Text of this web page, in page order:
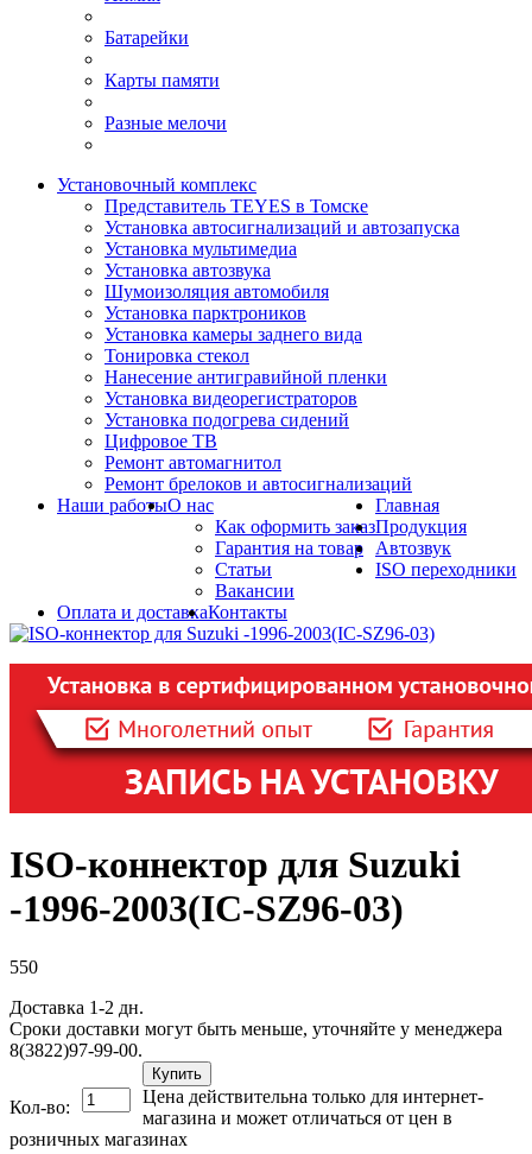
Батарейки
Карты памяти
Разные мелочи
Установочный комплекс
Представитель TEYES в Томске
Установка автосигнализаций и автозапуска
Установка мультимедиа
Установка автозвука
Шумоизоляция автомобиля
Установка парктроников
Установка камеры заднего вида
Тонировка стекол
Нанесение антигравийной пленки
Установка видеорегистраторов
Установка подогрева сидений
Цифровое ТВ
Ремонт автомагнитол
Ремонт брелоков и автосигнализаций
Наши работыО нас
Как оформить заказ
Гарантия на товар
Статьи
Вакансии
Оплата и доставкаКонтакты
Главная
Продукция
Автозвук
ISO переходники
ISO-коннектор для Suzuki
-1996-2003(IC-SZ96-03)
550
Доставка 1-2 дн.
Сроки доставки могут быть меньше, уточняйте у менеджера
8(3822)97-99-00.
Кол-во:
Купить
Цена действительна только для интернет-
магазина и может отличаться от цен в
розничных магазинах